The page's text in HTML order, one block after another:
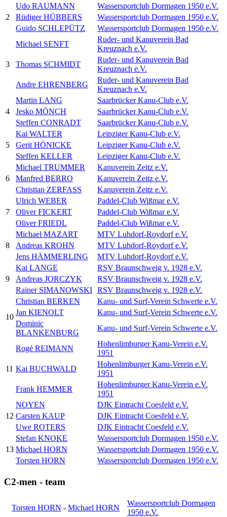
2
Udo RAUMANN
Wassersportclub Dormagen 1950 e.V.
Rüdiger HÜBBERS
Wassersportclub Dormagen 1950 e.V.
Guido SCHLEPÜTZ
Wassersportclub Dormagen 1950 e.V.
3
Michael SENFT
Ruder- und Kanuverein Bad
Kreuznach e.V.
Thomas SCHMIDT
Ruder- und Kanuverein Bad
Kreuznach e.V.
Andre EHRENBERG
Ruder- und Kanuverein Bad
Kreuznach e.V.
4
Martin LANG
Saarbrücker Kanu-Club e.V.
Jesko MÖNCH
Saarbrücker Kanu-Club e.V.
Steffen CONRADT
Saarbrücker Kanu-Club e.V.
5
Kai WALTER
Leipziger Kanu-Club e.V.
Gerit HÖNICKE
Leipziger Kanu-Club e.V.
Steffen KELLER
Leipziger Kanu-Club e.V.
6
Michael TRUMMER
Kanuverein Zeitz e.V.
Manfred BERRO
Kanuverein Zeitz e.V.
Christian ZERFASS
Kanuverein Zeitz e.V.
7
Ulrich WEBER
Paddel-Club Wißmar e.V.
Oliver FICKERT
Paddel-Club Wißmar e.V.
Oliver FRIEDL
Paddel-Club Wißmar e.V.
8
Michael MAZART
MTV Luhdorf-Roydorf e.V.
Andreas KROHN
MTV Luhdorf-Roydorf e.V.
Jens HÄMMERLING
MTV Luhdorf-Roydorf e.V.
9
Kai LANGE
RSV Braunschweig v. 1928 e.V.
Andreas JORCZYK
RSV Braunschweig v. 1928 e.V.
Rainer SIMANOWSKI RSV Braunschweig v. 1928 e.V.
10
Christian BERKEN
Kanu- und Surf-Verein Schwerte e.V.
Jan KIENOLT
Kanu- und Surf-Verein Schwerte e.V.
Dominic
BLANKENBURG
Kanu- und Surf-Verein Schwerte e.V.
11
Rogé REIMANN
Hohenlimburger Kanu-Verein e.V.
1951
Kai BUCHWALD
Hohenlimburger Kanu-Verein e.V.
1951
Frank HEMMER
Hohenlimburger Kanu-Verein e.V.
1951
12
NOYEN
DJK Eintracht Coesfeld e.V.
Carsten KAUP
DJK Eintracht Coesfeld e.V.
Uwe ROTERS
DJK Eintracht Coesfeld e.V.
13
Stefan KNOKE
Wassersportclub Dormagen 1950 e.V.
Michael HORN
Wassersportclub Dormagen 1950 e.V.
Torsten HORN
Wassersportclub Dormagen 1950 e.V.
C2-men - team
Torsten HORN - Michael HORN
Wassersportclub Dormagen
1950 e.V.